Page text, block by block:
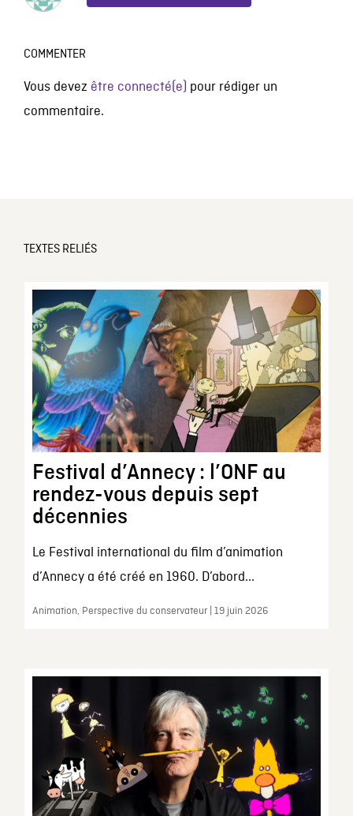
COMMENTER
Vous devez être connecté(e) pour rédiger un
commentaire.
TEXTES RELIÉS
Festival d’Annecy : l’ONF au
rendez-vous depuis sept
décennies
Le Festival international du film d’animation
d’Annecy a été créé en 1960. D’abord...
Animation, Perspective du conservateur | 19 juin 2026